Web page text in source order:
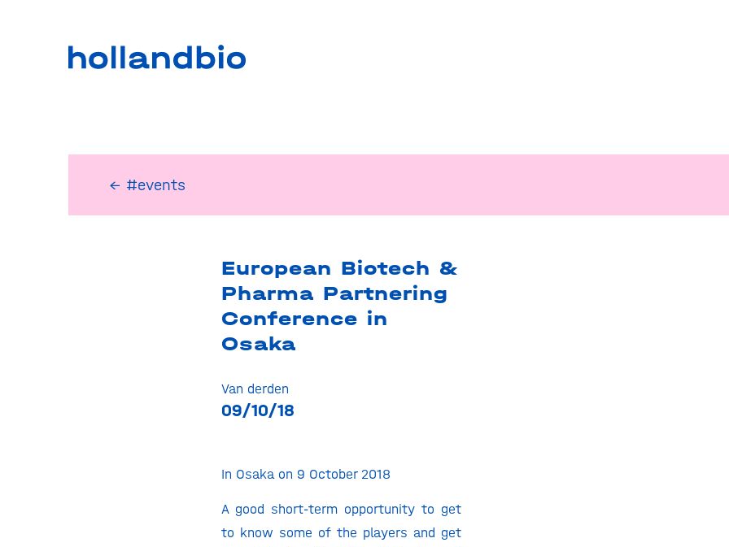
← #events
European Biotech &
Pharma Partnering
Conference in
Osaka
Van derden
09/10/18
In Osaka on 9 October 2018
A good short-term opportunity to get
to know some of the players and get